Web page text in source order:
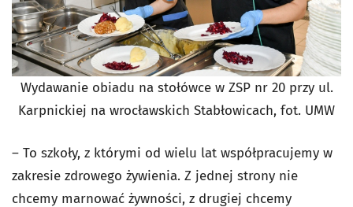
Wydawanie obiadu na stołówce w ZSP nr 20 przy ul.
Karpnickiej na wrocławskich Stabłowicach, fot. UMW
– To szkoły, z którymi od wielu lat współpracujemy w
zakresie zdrowego żywienia. Z jednej strony nie
chcemy marnować żywności, z drugiej chcemy